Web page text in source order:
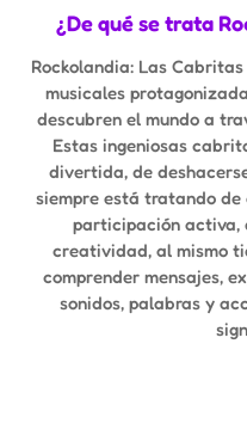
¿De qué se trata
Rockolandia: Las
musicales
descubren el mundo a
Estas ingeniosas
divertida, de
siempre está tratando
participación activa,
creatividad, al mismo
comprender mensajes,
sonidos, palabras y